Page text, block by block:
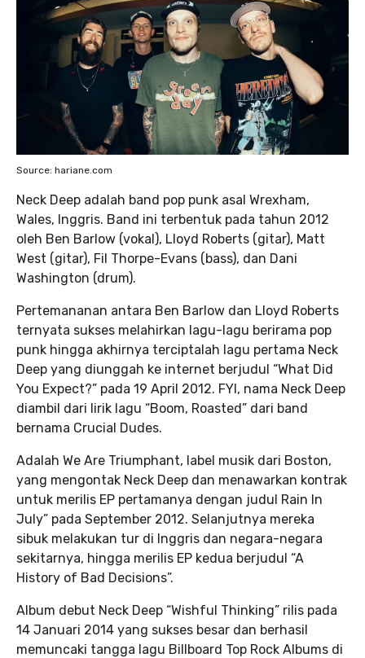
Source: hariane.com
Neck Deep adalah band pop punk asal Wrexham,
Wales, Inggris. Band ini terbentuk pada tahun 2012
oleh Ben Barlow (vokal), Lloyd Roberts (gitar), Matt
West (gitar), Fil Thorpe-Evans (bass), dan Dani
Washington (drum).
Pertemananan antara Ben Barlow dan Lloyd Roberts
ternyata sukses melahirkan lagu-lagu berirama pop
punk hingga akhirnya terciptalah lagu pertama Neck
Deep yang diunggah ke internet berjudul “What Did
You Expect?” pada 19 April 2012. FYI, nama Neck Deep
diambil dari lirik lagu “Boom, Roasted” dari band
bernama Crucial Dudes.
Adalah We Are Triumphant, label musik dari Boston,
yang mengontak Neck Deep dan menawarkan kontrak
untuk merilis EP pertamanya dengan judul Rain In
July” pada September 2012. Selanjutnya mereka
sibuk melakukan tur di Inggris dan negara-negara
sekitarnya, hingga merilis EP kedua berjudul “A
History of Bad Decisions”.
Album debut Neck Deep “Wishful Thinking” rilis pada
14 Januari 2014 yang sukses besar dan berhasil
memuncaki tangga lagu Billboard Top Rock Albums di